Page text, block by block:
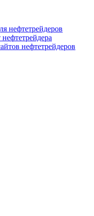
нефтетрейдеров
нефтетрейдеров